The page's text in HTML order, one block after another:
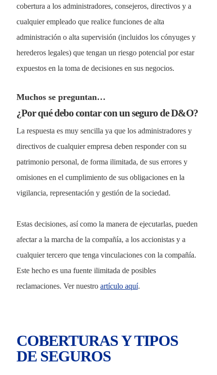
cobertura a los administradores, consejeros, directivos y a
cualquier empleado que realice funciones de alta
administración o alta supervisión (incluidos los cónyuges y
herederos legales) que tengan un riesgo potencial por estar
expuestos en la toma de decisiones en sus negocios.
Muchos se preguntan…
¿Por qué debo contar con un seguro de D&O?
La respuesta es muy sencilla ya que los administradores y
directivos de cualquier empresa deben responder con su
patrimonio personal, de forma ilimitada, de sus errores y
omisiones en el cumplimiento de sus obligaciones en la
vigilancia, representación y gestión de la sociedad.
Estas decisiones, así como la manera de ejecutarlas, pueden
afectar a la marcha de la compañía, a los accionistas y a
cualquier tercero que tenga vinculaciones con la compañía.
Este hecho es una fuente ilimitada de posibles
reclamaciones. Ver nuestro artículo aquí.
COBERTURAS Y TIPOS
DE SEGUROS